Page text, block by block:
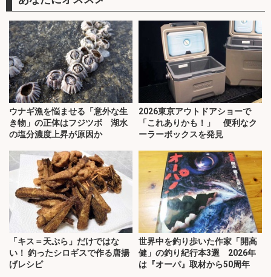
ウナギ漁を悩ませる「意外な生
き物」の正体はフジツボ 湖水
の塩分濃度上昇が原因か
2026東京アウトドアショーで
「これありかも！」 便利なク
ーラーボックスを発見
「キス＝天ぷら」だけではな
い！ 釣ったシロギスで作る唐揚
げレシピ
世界中を釣り歩いた作家「開高
健」の釣り紀行本3選 2026年
は『オーパ』取材から50周年